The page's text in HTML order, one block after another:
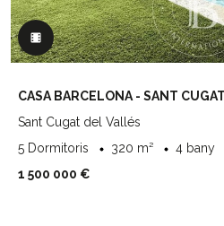
CASA BARCELONA - SANT
Sant Cugat del Vallés
5 Dormitoris
320 m²
4 bany
1 500 000 €